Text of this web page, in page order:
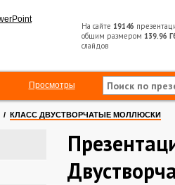
На сайте 19146
общим размером 139.96
слайдов
Просмотры
/ КЛАСС ДВУСТВОРЧАТЫЕ МОЛЛЮСКИ